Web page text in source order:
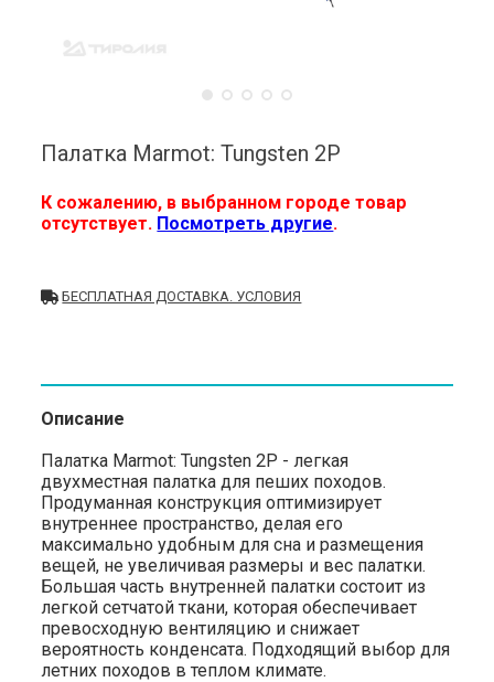
Палатка Marmot: Tungsten 2P
К сожалению, в выбранном городе товар
отсутствует. Посмотреть другие.
БЕСПЛАТНАЯ ДОСТАВКА. УСЛОВИЯ
Описание
Палатка Marmot: Tungsten 2P - легкая
двухместная палатка для пеших походов.
Продуманная конструкция оптимизирует
внутреннее пространство, делая его
максимально удобным для сна и размещения
вещей, не увеличивая размеры и вес палатки.
Большая часть внутренней палатки состоит из
легкой сетчатой ткани, которая обеспечивает
превосходную вентиляцию и снижает
вероятность конденсата. Подходящий выбор для
летних походов в теплом климате.